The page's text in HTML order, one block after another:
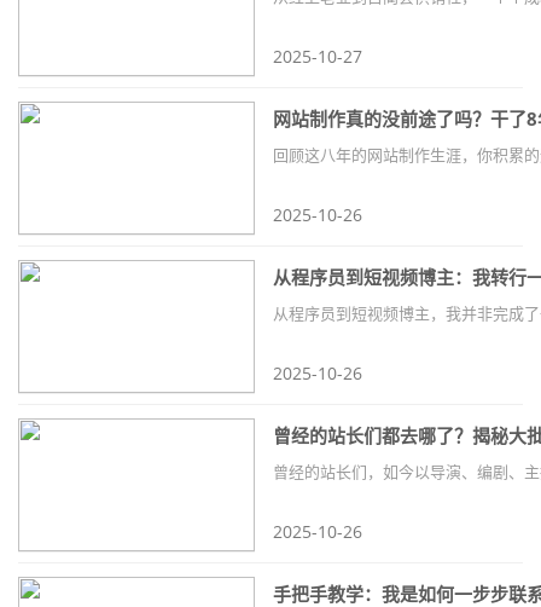
2025-10-27
网站制作真的没前途了吗？干了
2025-10-26
从程序员到短视频博主：我转行
2025-10-26
曾经的站长们都去哪了？揭秘大
2025-10-26
手把手教学：我是如何一步步联